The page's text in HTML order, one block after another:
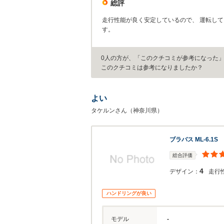
総評
走行性能が良く安定しているので、 運転し
す。
0人の方が、「このクチコミが参考になった
このクチコミは参考になりましたか？
よい
タケルンさん（神奈川県）
ブラバス ML-6.1S
総合評価
デザイン： 4 走行
ハンドリングが良い
モデル -